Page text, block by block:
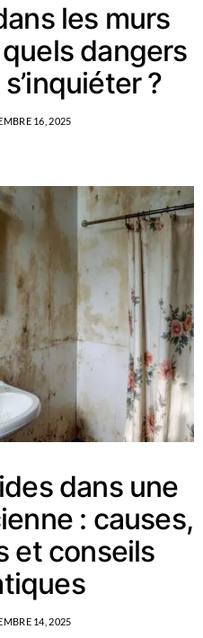
les murs
dangers
?
16, 2025
dans une
: causes,
et conseils
14, 2025